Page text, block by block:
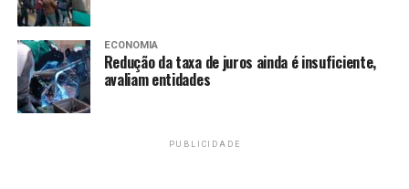
TAGS
PRÓXIMO
Ônibus do Águia de Marabá Sub-20 colide e preparador
físico morre
RECENTES
concentração da seleção
ECONOMIA
Redução da taxa de juros ainda é insuficiente,
avaliam entidades
PUBLICIDADE